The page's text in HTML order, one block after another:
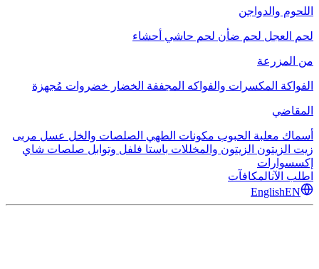
اللحوم والدواجن
لحم العجل لحم ضأن لحم حاشي أحشاء
من المزرعة
الفواكة المكسرات والفواكه المجففة الخضار خضروات مُجهزة
المقاضي
أسماك معلبة الحبوب مكونات الطهي الصلصات والخل عسل مربى
زيت الزيتون الزيتون والمخللات باستا فلفل وتوابل صلصات شاي
إكسسوارات
اطلب الآنالمكافآت
EnglishEN